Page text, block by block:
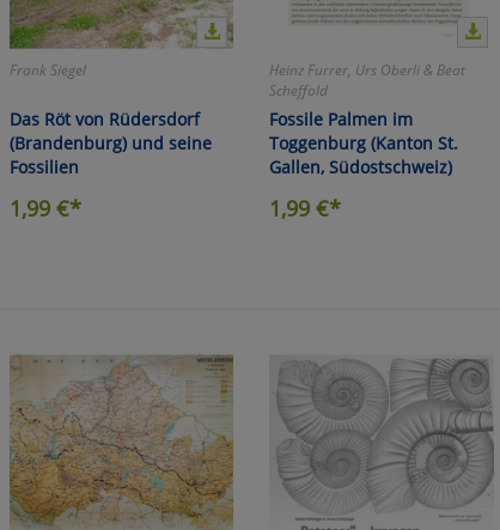
Frank Siegel
Das Röt von Rüdersdorf
(Brandenburg) und seine
Fossilien
1,99€*
Heinz Furrer, Urs Oberli & Beat
Scheffold
Fossile Palmen im
Toggenburg (Kanton St.
Gallen, Südostschweiz)
1,99 €*
Cookies
Einstellungen speichern
zurück zu Haupptseite Zustimmung Datenverarbeitung